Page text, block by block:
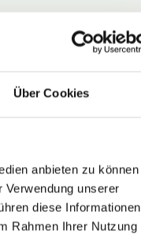
Über Cookies
anbieten zu können
unserer
diese Informationen
Rahmen Ihrer Nutzung